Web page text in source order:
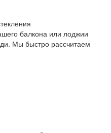
балкона или лоджии
Мы быстро рассчитаем